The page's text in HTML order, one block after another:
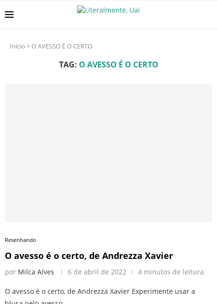
Início > O AVESSO É O CERTO
TAG: O AVESSO É O CERTO
Resenhando
O avesso é o certo, de Andrezza Xavier
por Milca Alves 6 de abril de 2022 4 minutos de leitura
O avesso é o certo, de Andrezza Xavier Experimente usar a